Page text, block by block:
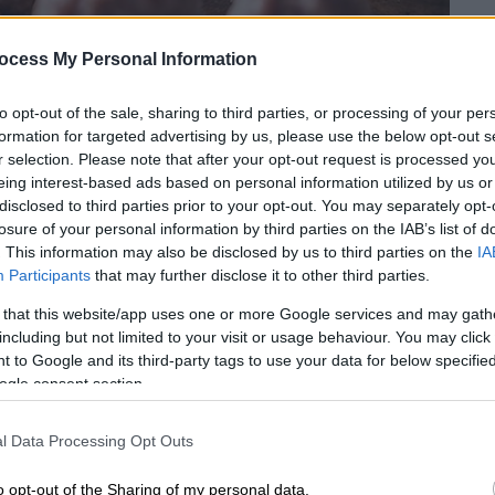
My Personal Information
opt-out of the sale, sharing to third parties, or processing of your
for targeted advertising by us, please use the below opt-out
selection. Please note that after your opt-out request is processed
interest-based ads based on personal information utilized by us
to third parties prior to your opt-out. You may separately
of your personal information by third parties on the IAB’s list of
This information may also be disclosed by us to third parties on the
Participants that may further disclose it to other third parties.
that this website/app uses one or more Google services and may
but not limited to your visit or usage behaviour. You may
to Google and its third-party tags to use your data for below
consent section.
Data Processing Opt Outs
opt-out of the Sharing of my personal data.
το ΕΘΝΟΣ στη Google
προτιμάτε τα ζουμεράμπιφτέκια, αγαπάτε
γιακιμάρολό; Ό,τι και αν προτιμάτε,
τις ανάγκες του γεύματος, θα έχετε
του μοσχαρίσιου και του χοιρινού,
από πουλερικά, όπως τα
να αοδειχθεί πολύ ...κολλώδης υπόθεση.